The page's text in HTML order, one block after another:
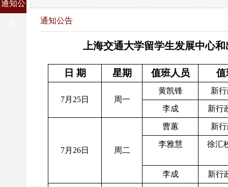
通知公
通知公告
上海交通大学留学生发展中心和
日 期 星期 值班人员 值
7月25日 周一
黄凯锋 新
李成 新行
7月26日 周二
曹蕙 新
李雅慧
徐汇
李成 新行